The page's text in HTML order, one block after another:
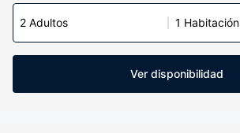
2 Adultos 1 Habitación
Ver disponibilidad